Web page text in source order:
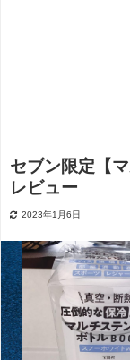
セブン限定【
レビュー
2023年1月6日